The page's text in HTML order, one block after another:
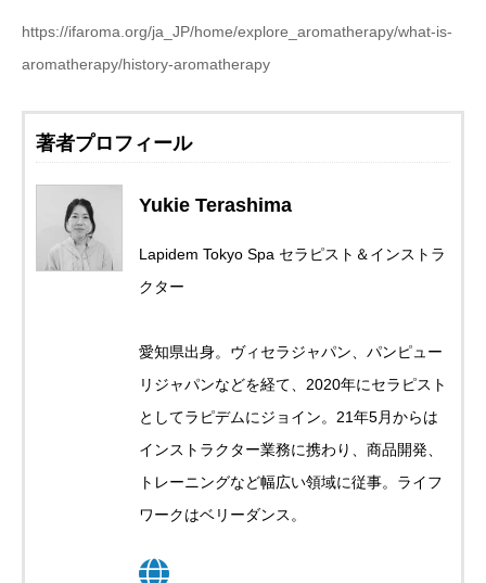
https://ifaroma.org/ja_JP/home/explore_aromatherapy/what-is-
aromatherapy/history-aromatherapy
著者プロフィール
Yukie Terashima
Lapidem Tokyo Spa セラピスト＆インストラ
クター
愛知県出身。ヴィセラジャパン、パンピュー
リジャパンなどを経て、2020年にセラピスト
としてラピデムにジョイン。21年5月からは
インストラクター業務に携わり、商品開発、
トレーニングなど幅広い領域に従事。ライフ
ワークはベリーダンス。